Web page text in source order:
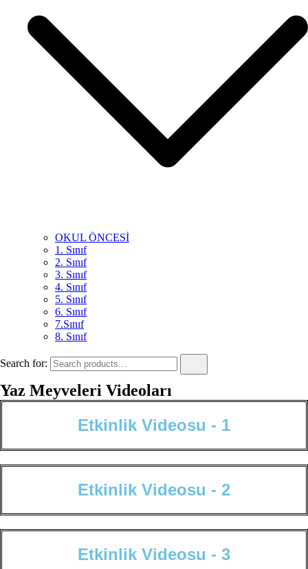
OKUL ÖNCESİ
1. Sınıf
2. Sınıf
3. Sınıf
4. Sınıf
5. Sınıf
6. Sınıf
7.Sınıf
8. Sınıf
Search for:
Yaz Meyveleri Videoları
Etkinlik Videosu - 1
Etkinlik Videosu - 2
Etkinlik Videosu - 3